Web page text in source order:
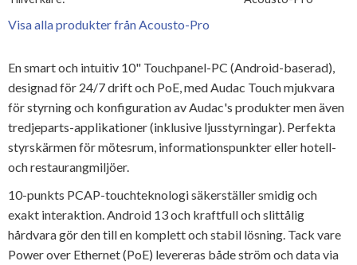
Visa alla produkter från Acousto-Pro
En smart och intuitiv 10" Touchpanel-PC (Android-baserad),
designad för 24/7 drift och PoE, med Audac Touch mjukvara
för styrning och konfiguration av Audac's produkter men även
tredjeparts-applikationer (inklusive ljusstyrningar). Perfekta
styrskärmen för mötesrum, informationspunkter eller hotell-
och restaurangmiljöer.
10-punkts PCAP-touchteknologi säkerställer smidig och
exakt interaktion. Android 13 och kraftfull och slittålig
hårdvara gör den till en komplett och stabil lösning. Tack vare
Power over Ethernet (PoE) levereras både ström och data via